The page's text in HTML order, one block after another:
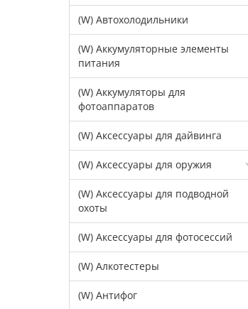
(W) Автохолодильники
(W) Аккумуляторные элементы
питания
(W) Аккумуляторы для
фотоаппаратов
(W) Аксессуары для дайвинга
(W) Аксессуары для оружия
(W) Аксессуары для подводной
охоты
(W) Аксессуары для фотосессий
(W) Алкотестеры
(W) Антифог